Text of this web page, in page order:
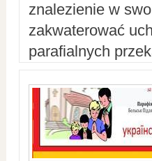
znalezienie w
zakwaterować
parafialnych